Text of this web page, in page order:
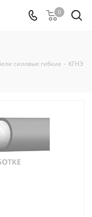
0
силовые гибкие - КГНЭ